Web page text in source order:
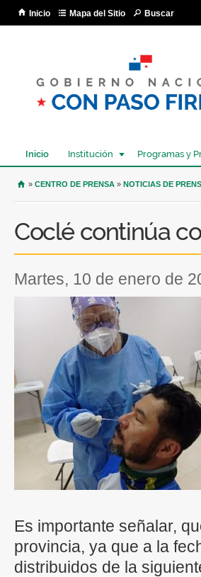
Inicio Mapa del Sitio Buscar
Inicio Institución Programas y
USTED SE ENCUENTRA AQUÍ
» CENTRO DE PRENSA » NOTICIAS DE
Coclé continúa
martes, 10 de enero de
Es importante señalar,
provincia, ya que a la
distribuidos de la